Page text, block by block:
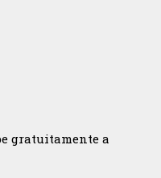
gratuitamente a